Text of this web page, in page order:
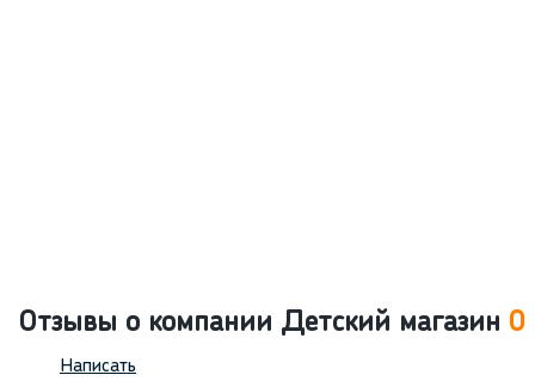
Отзывы о компании Детский магазин 0
Написать